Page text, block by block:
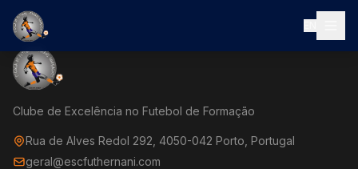
Clube de Excelência no Futebol de Formação
Rua de Alves Redol 292, 4050-042 Porto, Portugal
geral@escfuthernani.com